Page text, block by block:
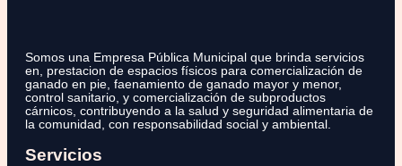
Somos una Empresa Pública Municipal que brinda servicios
en, prestacion de espacios físicos para comercialización de
ganado en pie, faenamiento de ganado mayor y menor,
control sanitario, y comercialización de subproductos
cárnicos, contribuyendo a la salud y seguridad alimentaria de
la comunidad, con responsabilidad social y ambiental.
Servicios